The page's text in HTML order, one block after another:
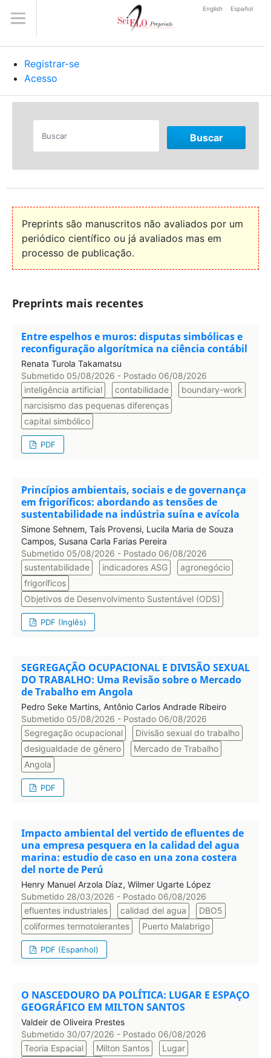
Registrar-se
Acesso
English Español
Buscar
Preprints são manuscritos não avaliados por um
periódico científico ou já avaliados mas em
processo de publicação.
Preprints mais recentes
Entre espelhos e muros: disputas simbólicas e
reconfiguração algorítmica na ciência contábil
Renata Turola Takamatsu
Submetido 05/08/2026 - Postado 06/08/2026
inteligência artificial
contabilidade
boundary-work
narcisismo das pequenas diferenças
capital simbólico
PDF
Princípios ambientais, sociais e de governança
em frigoríficos: abordando as tensões de
sustentabilidade na indústria suína e avícola
Simone Sehnem, Taís Provensi, Lucila Maria de Souza
Campos, Susana Carla Farias Pereira
Submetido 05/08/2026 - Postado 06/08/2026
sustentabilidade
indicadores ASG
agronegócio
frigoríficos
Objetivos de Desenvolvimento Sustentável (ODS)
PDF (Inglês)
SEGREGAÇÃO OCUPACIONAL E DIVISÃO SEXUAL
DO TRABALHO: Uma Revisão sobre o Mercado
de Trabalho em Angola
Pedro Seke Martins, Antônio Carlos Andrade Ribeiro
Submetido 05/08/2026 - Postado 06/08/2026
Segregação ocupacional
Divisão sexual do trabalho
desigualdade de gênero
Mercado de Trabalho
Angola
PDF
Impacto ambiental del vertido de efluentes de
una empresa pesquera en la calidad del agua
marina: estudio de caso en una zona costera
del norte de Perú
Henry Manuel Arzola Díaz, Wilmer Ugarte López
Submetido 28/03/2026 - Postado 06/08/2026
efluentes industriales
calidad del agua
DBO5
coliformes termotolerantes
Puerto Malabrigo
PDF (Espanhol)
O NASCEDOURO DA POLÍTICA: LUGAR E ESPAÇO
GEOGRÁFICO EM MILTON SANTOS
Valdeir de Oliveira Prestes
Submetido 30/07/2026 - Postado 06/08/2026
Teoria Espacial
Milton Santos
Lugar